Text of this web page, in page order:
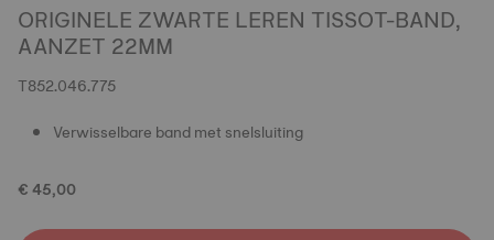
ORIGINELE ZWARTE LEREN TISSOT-BAND,
AANZET 22MM
T852.046.775
Verwisselbare band met snelsluiting
€ 45,00